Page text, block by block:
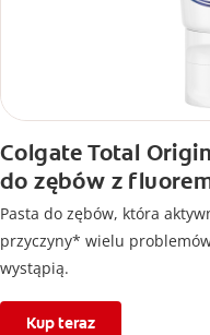
Colgate Total
do zębów z
Pasta do zębów, która
przyczyny* wielu
wystąpią.
Kup teraz